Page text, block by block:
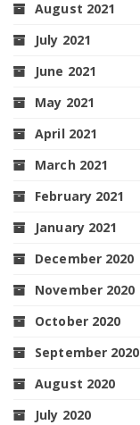
August 2021
July 2021
June 2021
May 2021
April 2021
March 2021
February 2021
January 2021
December 2020
November 2020
October 2020
September 2020
August 2020
July 2020